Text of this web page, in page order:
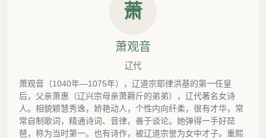
萧
萧观音
辽代
萧观音（1040年—1075年），辽道宗耶律洪基的第一任皇
后，父亲萧惠（辽兴宗母亲萧耨斤的弟弟），辽代著名女诗
人。相貌颖慧秀逸，娇艳动人，个性内向纤柔，很有才华，常
常自制歌词，精通诗词、音律，善于谈论。她弹得一手好琵
琶，称为当时第一。也有诗作，被辽道宗誉为女中才子。重熙